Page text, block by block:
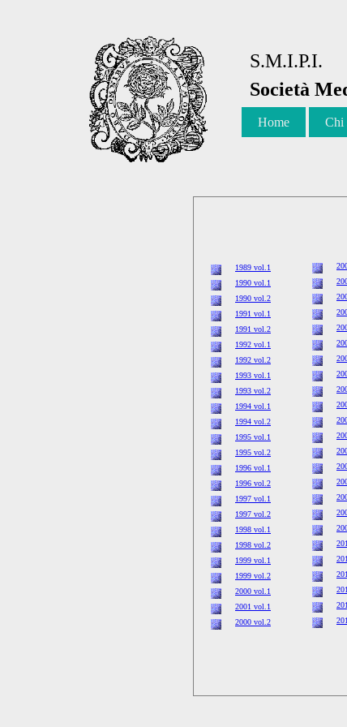
S.M.I.P.I.
Società
Home Chi
1989 vol.1
1990 vol.1
1990 vol.2
1991 vol.1
1991 vol.2
1992 vol.1
1992 vol.2
1993 vol.1
1993 vol.2
1994 vol.1
1994 vol.2
1995 vol.1
1995 vol.2
1996 vol.1
1996 vol.2
1997 vol.1
1997 vol.2
1998 vol.1
1998 vol.2
1999 vol.1
1999 vol.2
2000 vol.1
2001 vol.1
2000 vol.2